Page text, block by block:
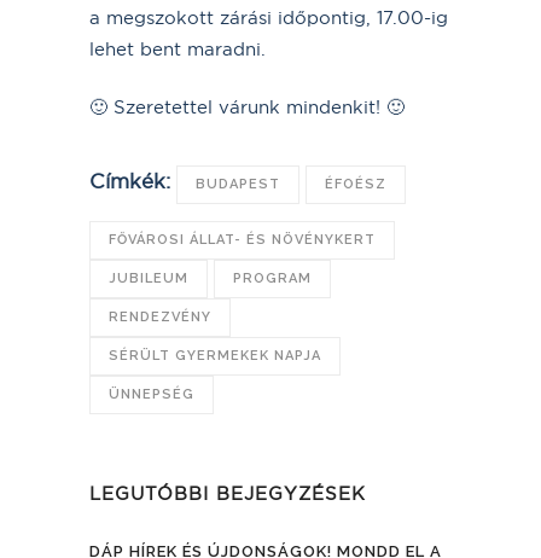
a megszokott zárási időpontig, 17.00-ig
lehet bent maradni.
🙂 Szeretettel várunk mindenkit! 🙂
Címkék: BUDAPEST ÉFOÉSZ
FŐVÁROSI ÁLLAT- ÉS NÖVÉNYKERT
JUBILEUM PROGRAM
RENDEZVÉNY
SÉRÜLT GYERMEKEK NAPJA
ÜNNEPSÉG
LEGUTÓBBI BEJEGYZÉSEK
DÁP HÍREK ÉS ÚJDONSÁGOK! MONDD EL A